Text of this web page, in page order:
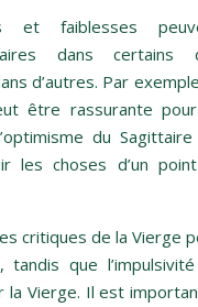
et faiblesses
dans certains
d’autres. Par
être rassurante
du
les choses d’un
critiques de la Vierge
tandis que
Vierge. Il est